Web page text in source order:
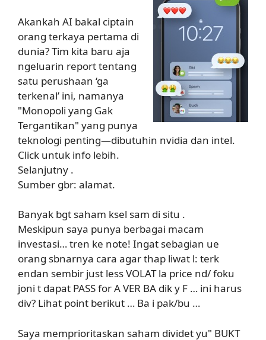
Akankah AI bakal ciptain
orang terkaya pertama di
dunia? Tim kita baru aja
ngeluarin report tentang
satu perushaan ‘ga
terkenal’ ini, namanya
"Monopoli yang Gak
Tergantikan" yang punya
teknologi penting—dibutuhin nvidia dan intel.
Click untuk info lebih.
Selanjutny .
Sumber gbr: alamat.
Banyak bgt saham ksel sam di situ .
Meskipun saya punya berbagai macam
investasi… tren ke note! Ingat sebagian ue
orang sbnarnya cara agar thap liwat l: terk
endan sembir just less VOLAT la price nd/ foku
joni t dapat PASS for A VER BA dik y F … ini harus
div? Lihat point berikut … Ba i pak/bu …
Saya memprioritaskan saham dividet yu" BUKT